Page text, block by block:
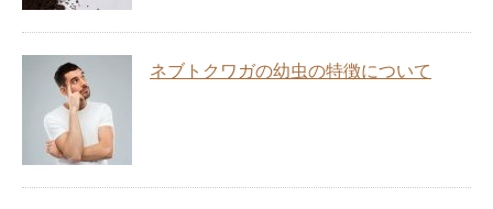
ネブトクワガの幼虫の特徴について